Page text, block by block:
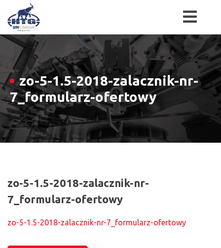
Skip
content
zo-5-1.5-2018-zalacznik-nr-
7_formularz-ofertowy
zo-5-1.5-2018-zalacznik-nr-
7_formularz-ofertowy
zo-5-1.5-2018-zalacznik-nr-7_formularz-ofertowy